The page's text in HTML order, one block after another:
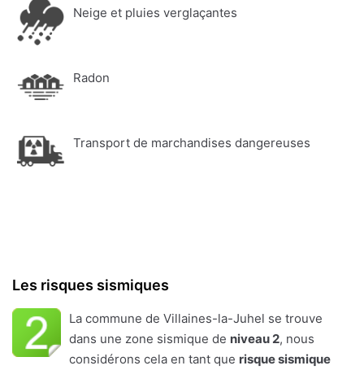
Neige et pluies verglaçantes
Radon
Transport de marchandises dangereuses
Les risques sismiques
La commune de Villaines-la-Juhel se trouve
dans une zone sismique de niveau 2, nous
considérons cela en tant que risque sismique